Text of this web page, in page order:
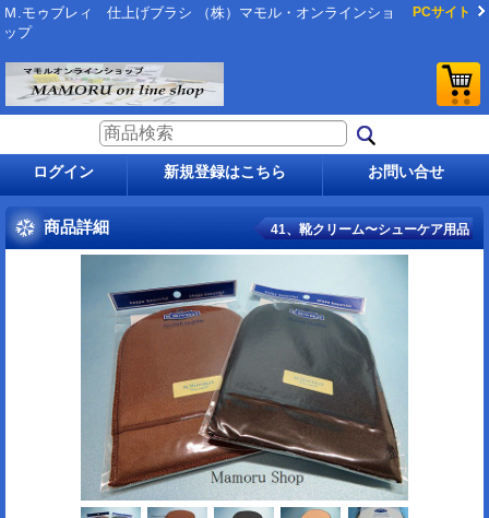
Ｍ.モゥブレィ 仕上げブラシ （株）マモル・オンラインショ
ップ
PCサイト
ログイン 新規登録はこちら お問い合せ
商品詳細 41、靴クリーム〜シューケア用品